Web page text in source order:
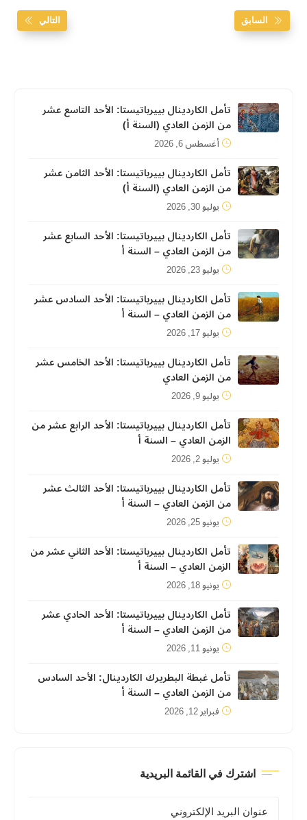
السابق التالي
تأمل الكاردينال بييرباتيستا: الأحد التاسع عشر
من الزمن العادي (السنة أ)
أغسطس 6, 2026
تأمل الكاردينال بييرباتيستا: الأحد الثامن عشر
من الزمن العادي (السنة أ)
يوليو 30, 2026
تأمل الكاردينال بييرباتيستا: الأحد السابع عشر
من الزمن العادي – السنة أ
يوليو 23, 2026
تأمل الكاردينال بييرباتيستا: الأحد السادس عشر
من الزمن العادي – السنة أ
يوليو 17, 2026
تأمل الكاردينال بييرباتيستا: الأحد الخامس عشر
من الزمن العادي
يوليو 9, 2026
تأمل الكاردينال بييرباتيستا: الأحد الرابع عشر من
الزمن العادي – السنة أ
يوليو 2, 2026
تأمل الكاردينال بييرباتيستا: الأحد الثالث عشر
من الزمن العادي – السنة أ
يونيو 25, 2026
تأمل الكاردينال بييرباتيستا: الأحد الثاني عشر من
الزمن العادي – السنة أ
يونيو 18, 2026
تأمل الكاردينال بييرباتيستا: الأحد الحادي عشر
من الزمن العادي – السنة أ
يونيو 11, 2026
تأمل غبطة البطريرك الكاردينال: الأحد السادس
من الزمن العادي – السنة أ
فبراير 12, 2026
اشترك في القائمة البريدية